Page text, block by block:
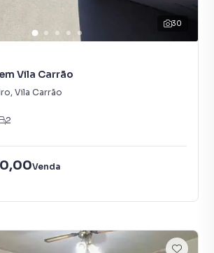
30
Vila Carrão
, Vila Carrão
2
Venda